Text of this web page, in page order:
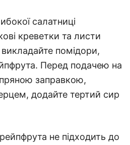
салатниці
креветки та листи
помідори,
Перед подачею на
заправкою,
додайте тертий сир
не підходить до